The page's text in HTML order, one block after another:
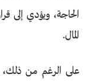
الحاجة، ويؤدي إلى
المال.
على الرغم من